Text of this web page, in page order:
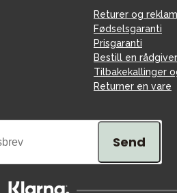
Returer og
Fødselsgaranti
Prisgaranti
Bestill en rådgiver
Tilbakekallinger
Returner en vare
Send